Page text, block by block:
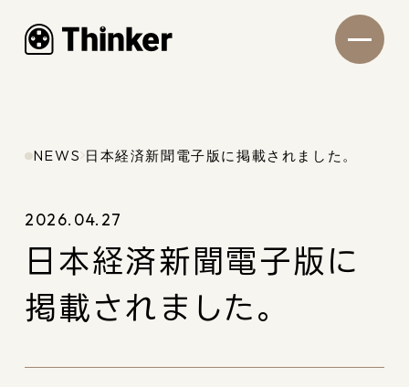
NEWS 日本経済新聞電子版に掲載されました。
2026.04.27
日本経済新聞電子版に
掲載されました。